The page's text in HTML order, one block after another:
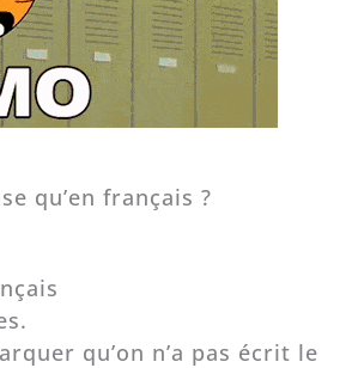
qu’en français ?
qu’on n’a pas écrit le